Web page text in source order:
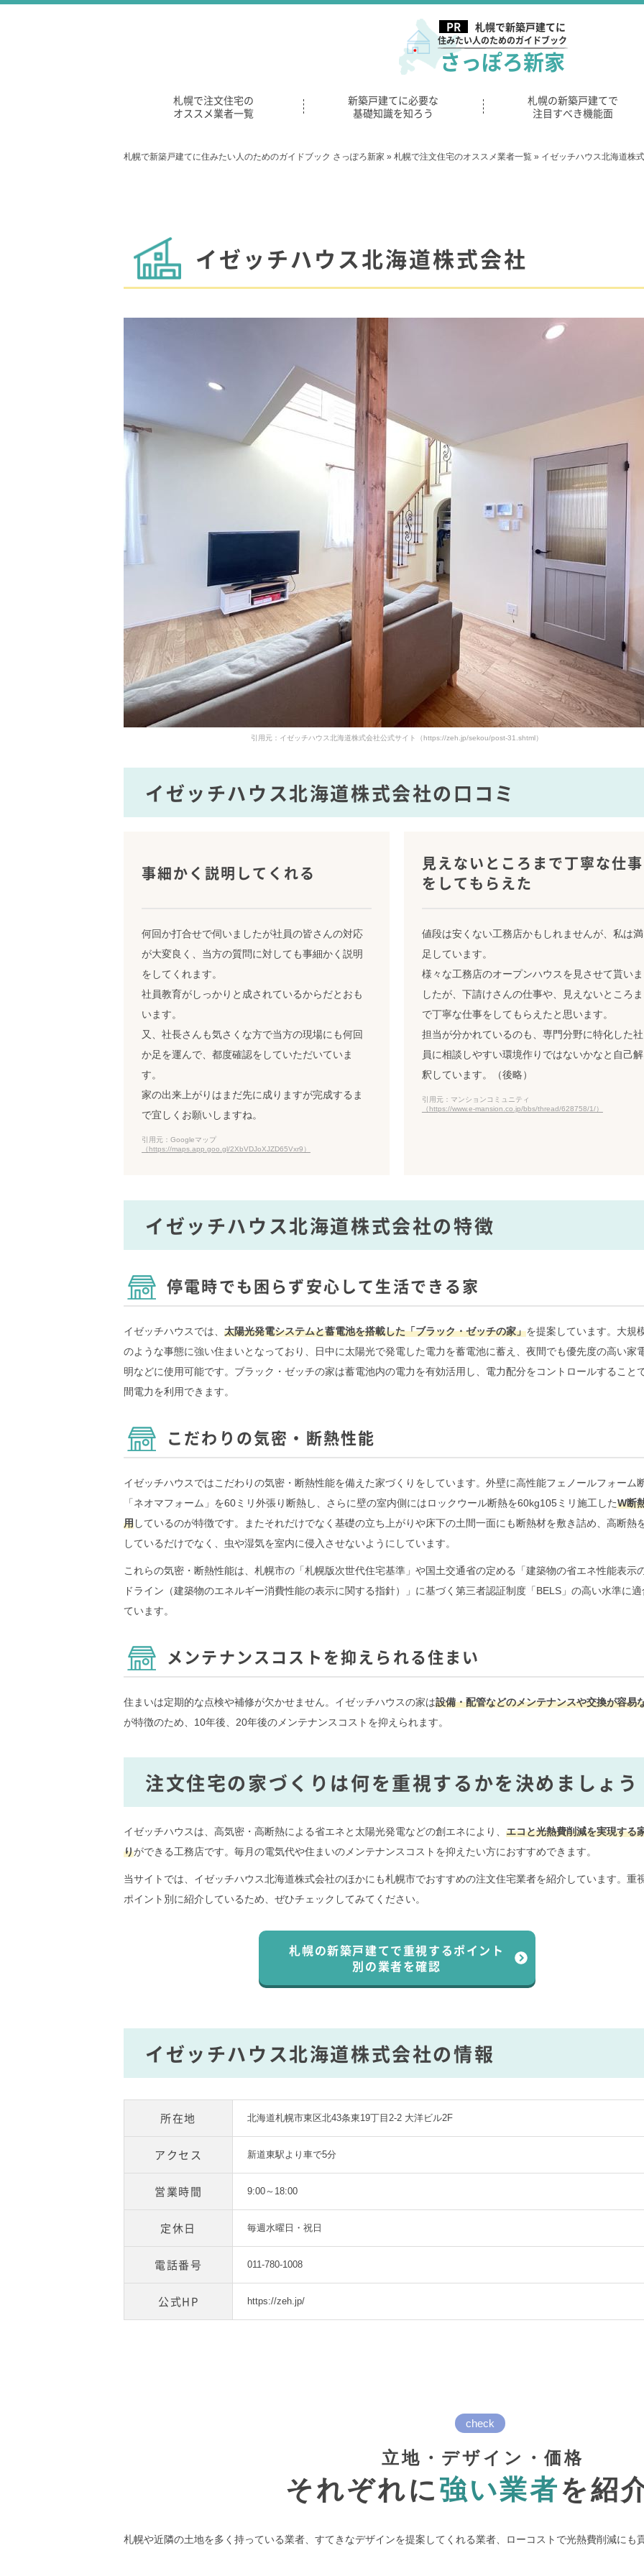
札幌で新築戸建てに
住みたい人のためのガイドブック
さっぽろ新家
札幌で注文住宅の
オススメ業者一覧
新築戸建てに必要な
基礎知識を知ろう
札幌の新築戸建てで
注目すべき機能面
札幌で新築戸建てに住みたい人のためのガイドブック さっぽろ新家 » 札幌で注文住宅のオススメ業者一覧 » イゼッチハウス北海道株
イゼッチハウス北海道株式会社
引用元：イゼッチハウス北海道株式会社公式サイト（https://zeh.jp/sekou/post-31.shtml）
イゼッチハウス北海道株式会社の口コミ
事細かく説明してくれる
何回か打合せで伺いましたが社員の皆さんの対応
が大変良く、当方の質問に対しても事細かく説明
をしてくれます。
社員教育がしっかりと成されているからだとおも
います。
又、社長さんも気さくな方で当方の現場にも何回
か足を運んで、都度確認をしていただいていま
す。
家の出来上がりはまだ先に成りますが完成するま
で宜しくお願いしますね。
引用元：Googleマップ
（https://maps.app.goo.gl/2XbVDJoXJZD65Vxr9）
見えないところまで丁寧な仕事
をしてもらえた
値段は安くない工務店かもしれませんが、私は満
足しています。
様々な工務店のオープンハウスを見させて貰いま
したが、下請けさんの仕事や、見えないところま
で丁寧な仕事をしてもらえたと思います。
担当が分かれているのも、専門分野に特化した社
員に相談しやすい環境作りではないかなと自己解
釈しています。（後略）
引用元：マンションコミュニティ
（https://www.e-mansion.co.jp/bbs/thread/628758/1/）
イゼッチハウス北海道株式会社の特徴
停電時でも困らず安心して生活できる家
イゼッチハウスでは、 太陽光発電システムと蓄電池を搭載した「ブラック・ゼッチの家」を提案しています。大規
のような事態に強い住まいとなっており、日中に太陽光で発電した電力を蓄電池に蓄え、夜間でも優先度の高い家
明などに使用可能です。ブラック・ゼッチの家は蓄電池内の電力を有効活用し、電力配分をコントロールすること
間電力を利用できます。
こだわりの気密・断熱性能
イゼッチハウスではこだわりの気密・断熱性能を備えた家づくりをしています。外壁に高性能フェノールフォーム
「ネオマフォーム」を60ミリ外張り断熱し、さらに壁の室内側にはロックウール断熱を60kg105ミリ施工したW断
用しているのが特徴です。またそれだけでなく基礎の立ち上がりや床下の土間一面にも断熱材を敷き詰め、高断熱
しているだけでなく、虫や湿気を室内に侵入させないようにしています。
これらの気密・断熱性能は、札幌市の「札幌版次世代住宅基準」や国土交通省の定める「建築物の省エネ性能表示
ドライン（建築物のエネルギー消費性能の表示に関する指針）」に基づく第三者認証制度「BELS」の高い水準に適
ています。
メンテナンスコストを抑えられる住まい
住まいは定期的な点検や補修が欠かせません。イゼッチハウスの家は設備・配管などのメンテナンスや交換が容易
が特徴のため、10年後、20年後のメンテナンスコストを抑えられます。
注文住宅の家づくりは何を重視するかを決めましょう
イゼッチハウスは、高気密・高断熱による省エネと太陽光発電などの創エネにより、 エコと光熱費削減を実現する
りができる工務店です。毎月の電気代や住まいのメンテナンスコストを抑えたい方におすすめできます。
当サイトでは、イゼッチハウス北海道株式会社のほかにも札幌市でおすすめの注文住宅業者を紹介しています。重
ポイント別に紹介しているため、ぜひチェックしてみてください。
札幌の新築戸建てで重視するポイント
別の業者を確認
イゼッチハウス北海道株式会社の情報
所在地 北海道札幌市東区北43条東19丁目2-2 大洋ビル2F
アクセス 新道東駅より車で5分
営業時間 9:00～18:00
定休日 毎週水曜日・祝日
電話番号 011-780-1008
公式HP https://zeh.jp/
check
立地・デザイン・価格
それぞれに強い業者を紹
札幌や近隣の土地を多く持っている業者、すてきなデザインを提案してくれる業者、ローコストで光熱費削減にも